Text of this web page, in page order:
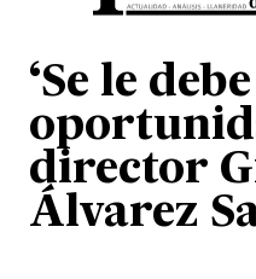
‘Se le
director
Álvarez